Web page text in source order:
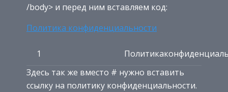
/body> и перед ним вставляем код:
Политика конфиденциальности
1
Здесь так же вместо # нужно вставить
ссылку на политику конфиденциальности.